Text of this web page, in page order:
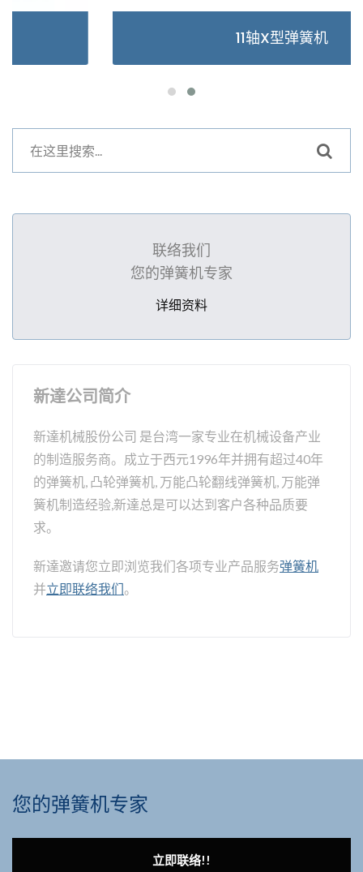
联络我们
您的弹簧机专家
详细资料
新達公司简介
新達机械股份公司 是台湾一家专业在机械设备产业
的制造服务商。成立于西元1996年并拥有超过40年
的弹簧机, 凸轮弹簧机, 万能凸轮翻线弹簧机, 万能弹
簧机制造经验,新達总是可以达到客户各种品质要
求。
新達邀请您立即浏览我们各项专业产品服务弹簧机
并立即联络我们。
您的弹簧机专家
立即联络!!